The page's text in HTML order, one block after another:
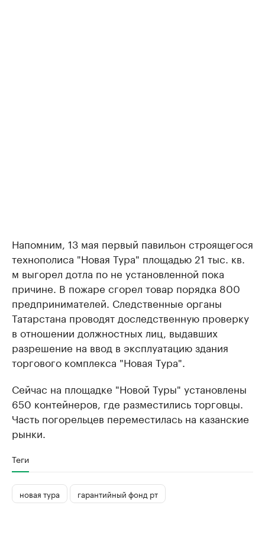
Напомним, 13 мая первый павильон строящегося
технополиса "Новая Тура" площадью 21 тыс. кв.
м выгорел дотла по не установленной пока
причине. В пожаре сгорел товар порядка 800
предпринимателей. Следственные органы
Татарстана проводят доследственную проверку
в отношении должностных лиц, выдавших
разрешение на ввод в эксплуатацию здания
торгового комплекса "Новая Тура".
Сейчас на площадке "Новой Туры" установлены
650 контейнеров, где разместились торговцы.
Часть погорельцев переместилась на казанские
рынки.
Теги
новая тура гарантийный фонд рт